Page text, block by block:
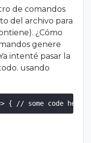
de comandos
del archivo para
¿Cómo
genere
intenté pasar la
usando
{ // some code